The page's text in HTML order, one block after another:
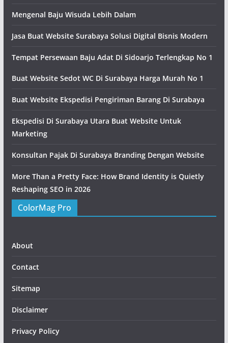
Mengenal Baju Wisuda Lebih Dalam
Jasa Buat Website Surabaya Solusi Digital Bisnis Modern
Tempat Persewaan Baju Adat Di Sidoarjo Terlengkap No 1
Buat Website Sedot WC Di Surabaya Harga Murah No 1
Buat Website Ekspedisi Pengiriman Barang Di Surabaya
Ekspedisi Di Surabaya Utara Buat Website Untuk
Marketing
Konsultan Pajak Di Surabaya Branding Dengan Website
More Than a Pretty Face: How Brand Identity is Quietly
Reshaping SEO in 2026
ColorMag Pro
About
Contact
Sitemap
Disclaimer
Privacy Policy